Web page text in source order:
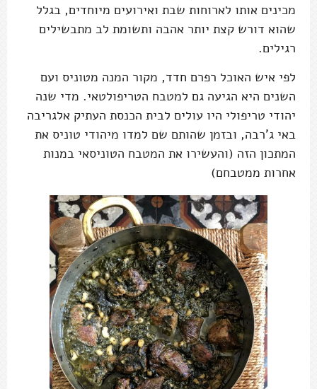
מכינים אותו לארוחות שבת ואירועים מיוחדים, בגלל
שהוא דורש קצת יותר אהבה ותשומת לב מתבשילים
רגילים.
לפי איש האוכל רפרם חדד, מקור המנה מטוניס ועם
השנים היא הגיעה גם למטבח הטריפולטאי. מדי שנה
יהודי טריפולי היו עולים לבית הכנסת העתיק אלגריבה
באי ג'רבה, ובזמן שהותם שם למדו מיהודי טוניס את
המתכון הזה (והעשירו את המטבח הטוניסאי במנות
אחרות ממטבחם)